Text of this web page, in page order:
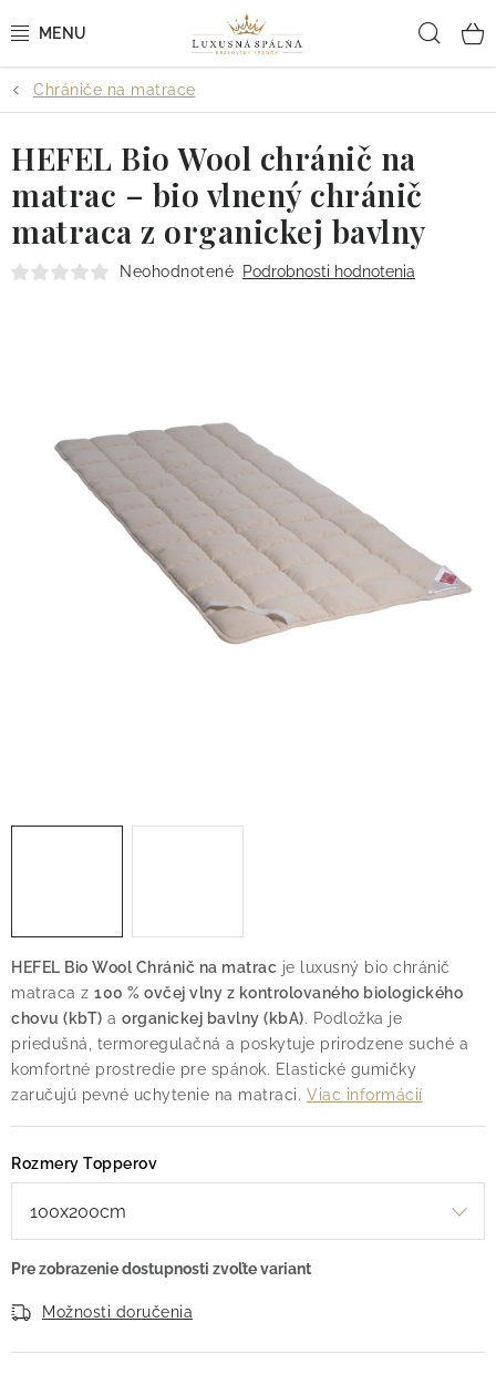
na
POSTEĽNÉ OBLIEČKY
POSTEĽNÉ PLACHTY
PREHOZY A PAPLÓNY
VANKÚŠE A OBLIEČKY
DIZAJNÉRI
Blog Doprava
Kontakt
Obchodné podmienky
Podmienky ochrany osobných údajov
Vrátenie tovaru
Chrániče na matrace
HEFEL Bio Wool Chránič na matrac je luxusný bio chránič
matraca z 100 % ovčej vlny z kontrolovaného biologického
chovu (kbT) a organickej bavlny (kbA). Podložka je
priedušná, termoregulačná a poskytuje prirodzene suché a
komfortné prostredie pre spánok. Elastické gumičky
zaručujú pevné uchytenie na matraci. Viac informácií
Rozmery Topperov
Možnosti doručenia
HEFEL Bio Wool chránič na
matrac – bio vlnený chránič
matraca z organickej bavlny
Neohodnotené Podrobnosti hodnotenia